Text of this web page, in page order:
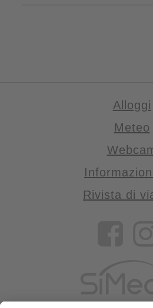
Alloggi
Meteo
Rivista di